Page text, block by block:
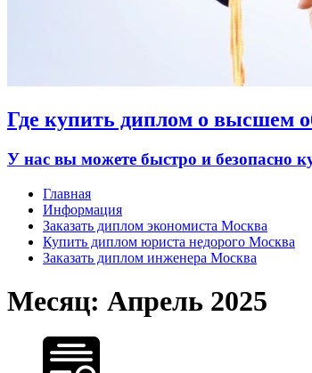
Где купить диплом о высшем
У нас вы можете быстро и безопасно
Главная
Информация
Заказать диплом экономиста Москва
Купить диплом юриста недорого Москва
Заказать диплом инженера Москва
Месяц: Апрель 2025